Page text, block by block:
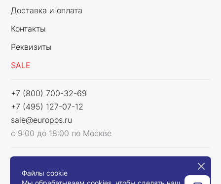
Доставка и оплата
Контакты
Реквизиты
SALE
+7 (800) 700-32-69
+7 (495) 127-07-12
sale@europos.ru
с 9:00 до 18:00 по Москве
Файлы cookie